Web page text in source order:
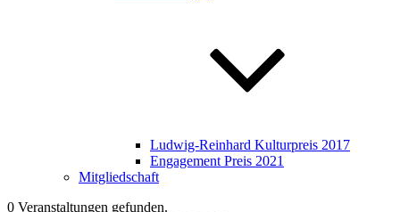
Ludwig-Reinhard Kulturpreis 2017
Engagement Preis 2021
Mitgliedschaft
0 Veranstaltungen gefunden.